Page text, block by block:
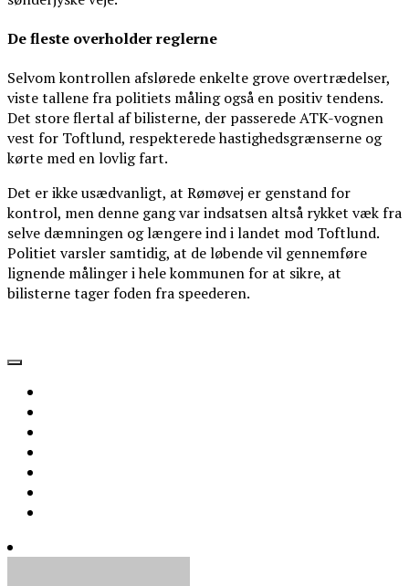
De fleste overholder reglerne
Selvom kontrollen afslørede enkelte grove overtrædelser,
viste tallene fra politiets måling også en positiv tendens.
Det store flertal af bilisterne, der passerede ATK-vognen
vest for Toftlund, respekterede hastighedsgrænserne og
kørte med en lovlig fart.
Det er ikke usædvanligt, at Rømøvej er genstand for
kontrol, men denne gang var indsatsen altså rykket væk fra
selve dæmningen og længere ind i landet mod Toftlund.
Politiet varsler samtidig, at de løbende vil gennemføre
lignende målinger i hele kommunen for at sikre, at
bilisterne tager foden fra speederen.